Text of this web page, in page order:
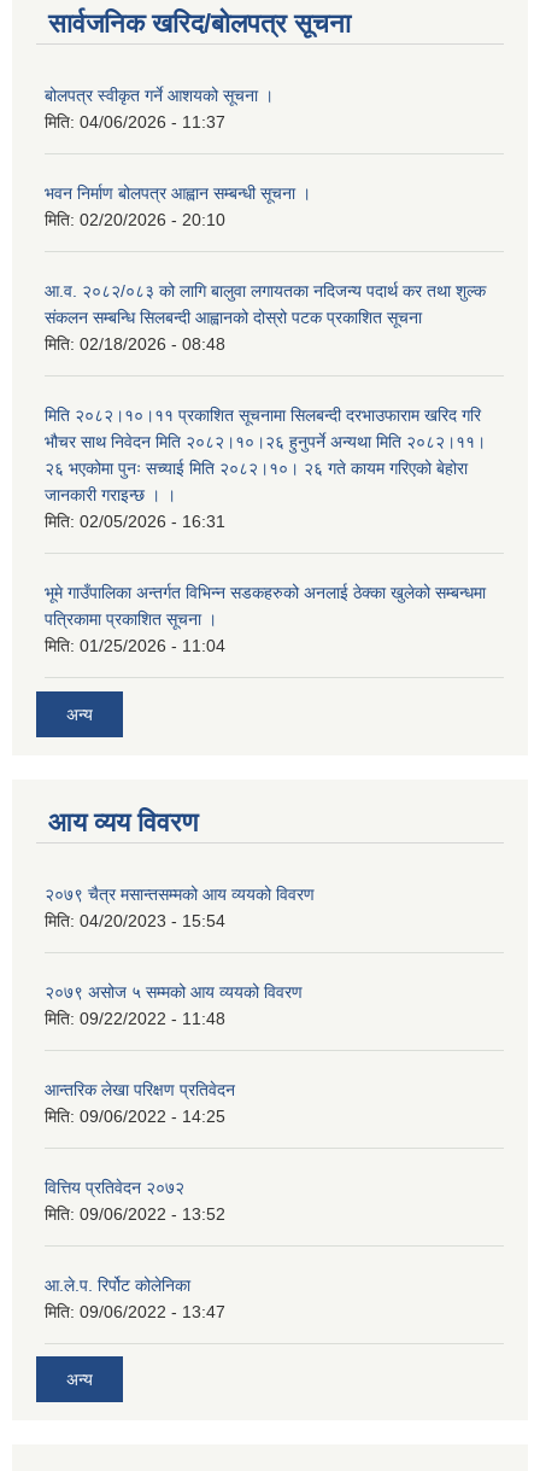
सार्वजनिक खरिद/बोलपत्र सूचना
बोलपत्र स्वीकृत गर्ने आशयको सूचना ।
मिति: 04/06/2026 - 11:37
भवन निर्माण बोलपत्र आह्वान सम्बन्धी सूचना ।
मिति: 02/20/2026 - 20:10
आ.व. २०८२/०८३ को लागि बालुवा लगायतका नदिजन्य पदार्थ कर तथा शुल्क
संकलन सम्बन्धि सिलबन्दी आह्वानको दोस्रो पटक प्रकाशित सूचना
मिति: 02/18/2026 - 08:48
मिति २०८२।१०।११ प्रकाशित सूचनामा सिलबन्दी दरभाउफाराम खरिद गरि
भौचर साथ निवेदन मिति २०८२।१०।२६ हुनुपर्ने अन्यथा मिति २०८२।११।
२६ भएकोमा पुनः सच्याई मिति २०८२।१०। २६ गते कायम गरिएको बेहोरा
जानकारी गराइन्छ । ।
मिति: 02/05/2026 - 16:31
भूमे गाउँपालिका अन्तर्गत विभिन्न सडकहरुको अनलाई ठेक्का खुलेको सम्बन्धमा
पत्रिकामा प्रकाशित सूचना ।
मिति: 01/25/2026 - 11:04
अन्य
आय व्यय विवरण
२०७९ चैत्र मसान्तसम्मको आय व्ययको विवरण
मिति: 04/20/2023 - 15:54
२०७९ असोज ५ सम्मको आय व्ययको विवरण
मिति: 09/22/2022 - 11:48
आन्तरिक लेखा परिक्षण प्रतिवेदन
मिति: 09/06/2022 - 14:25
वित्तिय प्रतिवेदन २०७२
मिति: 09/06/2022 - 13:52
आ.ले.प. रिर्पोट कोलेनिका
मिति: 09/06/2022 - 13:47
अन्य